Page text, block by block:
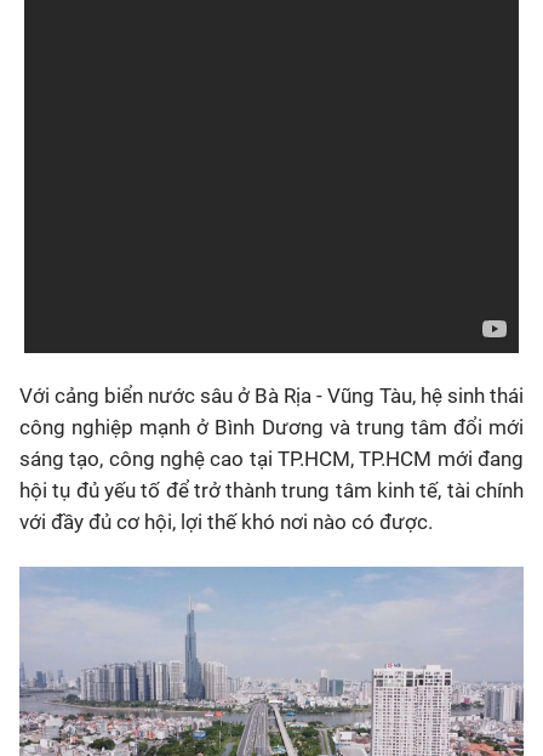
Với cảng biển nước sâu ở Bà Rịa - Vũng Tàu, hệ sinh thái
công nghiệp mạnh ở Bình Dương và trung tâm đổi mới
sáng tạo, công nghệ cao tại TP.HCM, TP.HCM mới đang
hội tụ đủ yếu tố để trở thành trung tâm kinh tế, tài chính
với đầy đủ cơ hội, lợi thế khó nơi nào có được.